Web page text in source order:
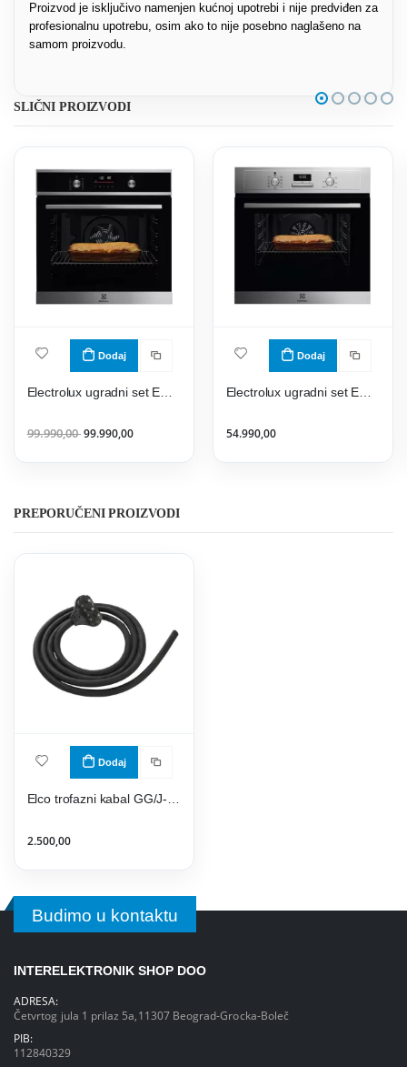
Proizvod je isključivo namenjen kućnoj upotrebi i nije predviđen za
profesionalnu upotrebu, osim ako to nije posebno naglašeno na
samom proizvodu.
SLIČNI PROIZVODI
Dodaj
99.990,0099.990,00
Dodaj
54.990,00
PREPORUČENI PROIZVODI
Dodaj
2.500,00
Budimo u kontaktu
INTERELEKTRONIK SHOP DOO
ADRESA:
Četvrtog jula 1 prilaz 5a,11307 Beograd-Grocka-Boleč
PIB:
112840329